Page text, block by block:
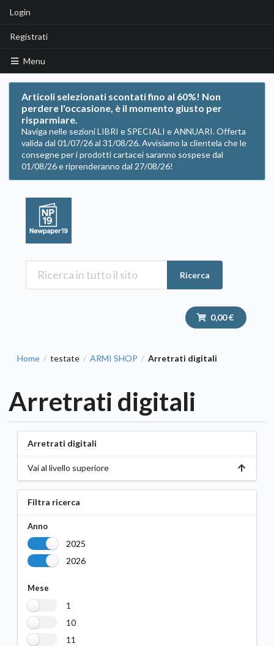
Login
Registrati
Menu
Articoli selezionati scontati fino al 60%! Non
perdere l'occasione, è il momento giusto per
risparmiare.
Naviga nelle sezioni LIBRI e SPECIALI e ANNUARI. Offerta
valida dal 01/07/26 al 31/08/26. Avvisiamo la clientela che le
consegne per i prodotti cartacei saranno sospese dal
01/08/26 e riprenderanno dal 27/08/26!
Ricerca
0,00 €
Home / testate / ARMI SHOP / Arretrati digitali
Arretrati digitali
Arretrati digitali
Vai al livello superiore
Filtra ricerca
Anno
2025
2026
Mese
1
10
11